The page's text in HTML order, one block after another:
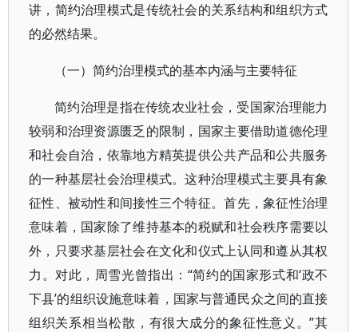
讲，简约治理模式是传统社会的关系结构和组织方式
的必然结果。
（一）简约治理模式的基本内涵与主要特征
简约治理是指在传统农业社会，受国家治理能力
较弱和治理资源匮乏的限制，国家主要借助道德伦理
和社会自治，依靠地方精英提供公共产品和公共服务
的一种基层社会治理模式。这种治理模式主要具有象
征性、被动性和间接性三个特征。首先，象征性治理
意味着，国家除了维持基本的税赋和社会秩序需要以
外，只要求基层社会在文化和仪式上认同和遵从其权
力。对此，周雪光曾指出：“简约的国家形式和‘政不
下县’的组织设施意味着，国家与普通民众之间的直接
组织关系相当松散，有很大成分的象征性意义。”其